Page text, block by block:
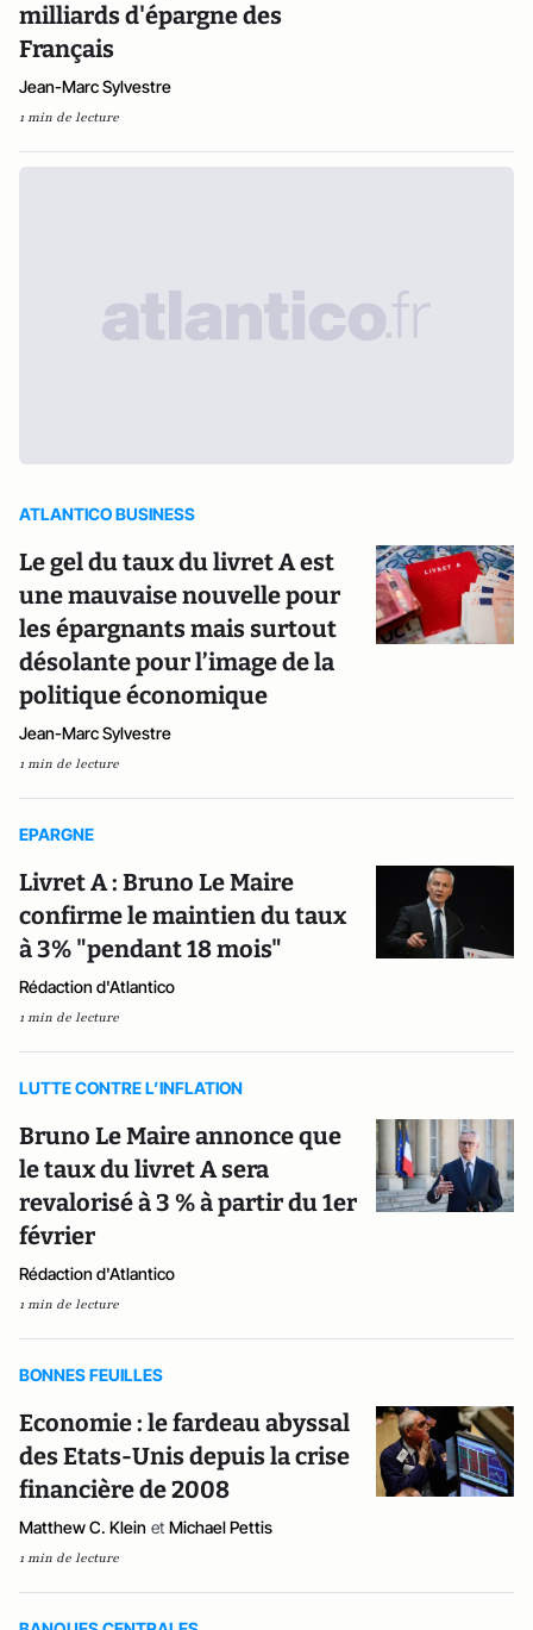
milliards d'épargne des
Français
Jean-Marc Sylvestre
1 min de lecture
ATLANTICO BUSINESS
Le gel du taux du livret A est
une mauvaise nouvelle pour
les épargnants mais surtout
désolante pour l’image de la
politique économique
Jean-Marc Sylvestre
1 min de lecture
EPARGNE
Livret A : Bruno Le Maire
confirme le maintien du taux
à 3% "pendant 18 mois"
Rédaction d'Atlantico
1 min de lecture
LUTTE CONTRE L’INFLATION
Bruno Le Maire annonce que
le taux du livret A sera
revalorisé à 3 % à partir du 1er
février
Rédaction d'Atlantico
1 min de lecture
BONNES FEUILLES
Economie : le fardeau abyssal
des Etats-Unis depuis la crise
financière de 2008
Matthew C. Klein et Michael Pettis
1 min de lecture